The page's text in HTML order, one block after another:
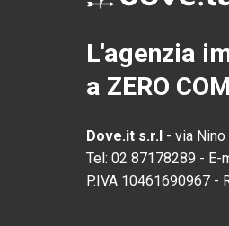
L'agenzia
a ZERO
Dove.it s.r.l - via
Tel: 02 87178289 - E-
P.IVA 10461690967 -